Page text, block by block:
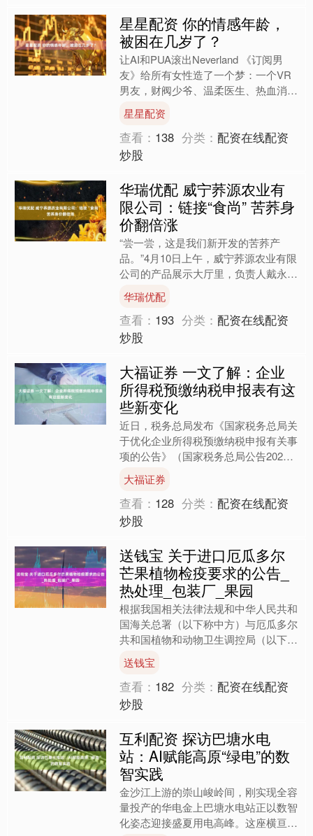
星星配资 你的情感年龄，
被困在几岁了？
让AI和PUA滚出Neverland 《订阅男
友》给所有女性造了一个梦：一个VR
男友，财阀少爷、温柔医生、热血消防
员，类型任选，零缺点、零摩擦、零成
本。他永远不....
星星配资
查看： 138 分类：配资在线配资
炒股
华瑞优配 威宁荞源农业有
限公司：链接“食尚” 苦荞身
价翻倍涨
“尝一尝，这是我们新开发的苦荞产
品。”4月10日上午，威宁荞源农业有限
公司的产品展示大厅里，负责人戴永菊
端上来一盘刚出炉的苦荞鲜花饼，金褐
色的饼皮还冒着热气，酥....
华瑞优配
查看： 193 分类：配资在线配资
炒股
大福证券 一文了解：企业
所得税预缴纳税申报表有这
些新变化
近日，税务总局发布《国家税务总局关
于优化企业所得税预缴纳税申报有关事
项的公告》（国家税务总局公告2025
年第17号），对企业所得税预缴纳税
申报表进行了修订。具体....
大福证券
查看： 128 分类：配资在线配资
炒股
送钱宝 关于进口厄瓜多尔
芒果植物检疫要求的公告_
热处理_包装厂_果园
根据我国相关法律法规和中华人民共和
国海关总署（以下称中方）与厄瓜多尔
共和国植物和动物卫生调控局（以下称
厄方）有关厄瓜多尔鲜食芒果输华植物
检疫要求的规定，即日起，....
送钱宝
查看： 182 分类：配资在线配资
炒股
互利配资 探访巴塘水电
站：AI赋能高原“绿电”的数
智实践
金沙江上游的崇山峻岭间，刚实现全容
量投产的华电金上巴塘水电站正以数智
化姿态迎接盛夏用电高峰。这座横亘在